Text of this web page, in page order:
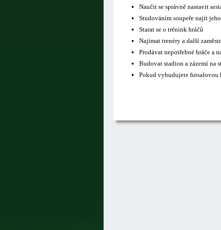
Naučit se správně nastavit
Studováním soupeře najít
Starat se o trénink hráčů
Najímat trenéry a další
Prodávat nepotřebné hráče a
Budovat stadion a zázemí na
Pokud vybudujete futsalovou